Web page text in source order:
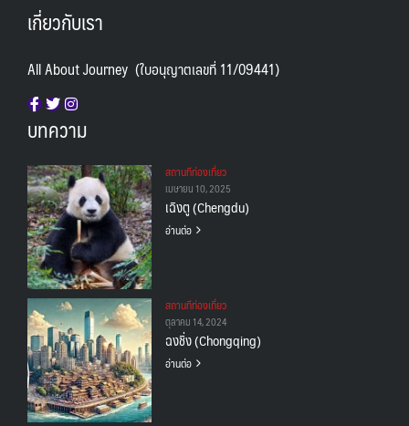
เกี่ยวกับเรา
All About Journey (ใบอนุญาตเลขที่ 11/09441)
บทความ
สถานทีท่องเที่ยว
เมษายน 10, 2025
เฉิงตู (Chengdu)
อ่านต่อ
สถานทีท่องเที่ยว
ตุลาคม 14, 2024
ฉงชิ่ง (Chongqing)
อ่านต่อ